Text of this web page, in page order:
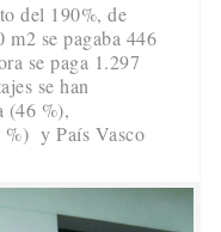
del 190%, de
se pagaba 446
se paga 1.297
se han
(46 %),
%) y País Vasco